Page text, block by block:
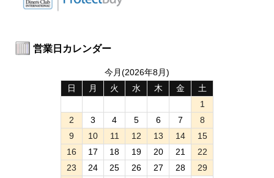
営業日カレンダー
今月(2026年8月)
日
月 火 水 木 金
土
1
2
3 4 5 6 7
8
9
10 11 12 13 14
15
16
17 18 19 20 21
22
23
24 25 26 27 28
29